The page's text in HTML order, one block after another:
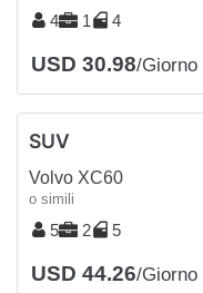
4 1 4
USD 30.98/Giorno
SUV
Volvo XC60
o simili
5 2 5
USD 44.26/Giorno